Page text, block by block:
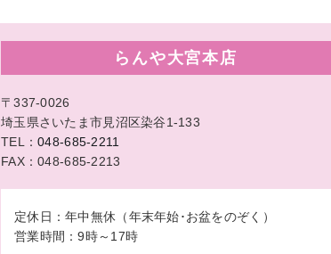
らんや大宮本店
〒337-0026
埼玉県さいたま市見沼区染谷1-133
TEL：048-685-2211
FAX：048-685-2213
定休日：年中無休（年末年始･お盆をのぞく）
営業時間：9時～17時